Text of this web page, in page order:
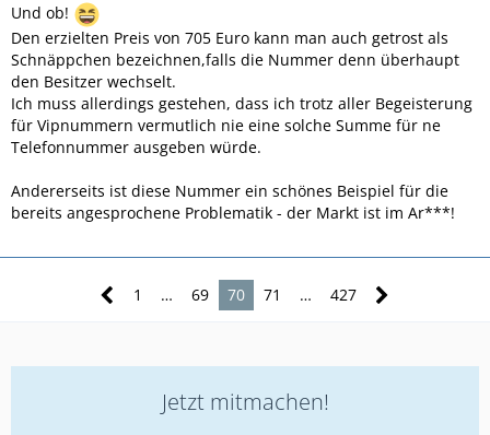
Und ob!
Den erzielten Preis von 705 Euro kann man auch getrost als
Schnäppchen bezeichnen,falls die Nummer denn überhaupt
den Besitzer wechselt.
Ich muss allerdings gestehen, dass ich trotz aller Begeisterung
für Vipnummern vermutlich nie eine solche Summe für ne
Telefonnummer ausgeben würde.
Andererseits ist diese Nummer ein schönes Beispiel für die
bereits angesprochene Problematik - der Markt ist im Ar***!
1 … 69 70 71 … 427
Jetzt mitmachen!